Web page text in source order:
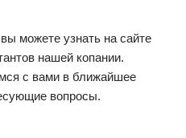
можете узнать на сайте
нашей копании.
с вами в ближайшее
вопросы.